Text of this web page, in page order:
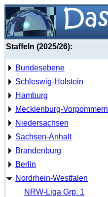
Staffeln (2025/26):
Bundesebene
Schleswig-Holstein
Hamburg
Mecklenburg-Vorpommern
Niedersachsen
Sachsen-Anhalt
Brandenburg
Berlin
Nordrhein-Westfalen
NRW-Liga Grp. 1